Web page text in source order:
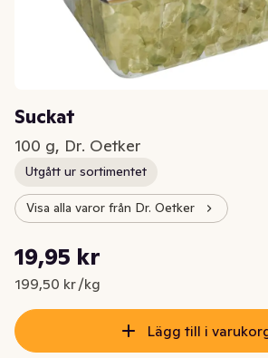
Suckat
100 g, Dr. Oetker
Utgått ur sortimentet
Visa alla varor från Dr. Oetker
Nuvarande pris är: 19,95 kr
19,95 kr
199,50 kr /kg
Styckpris: 199,50 kr /kg
Lägg till i